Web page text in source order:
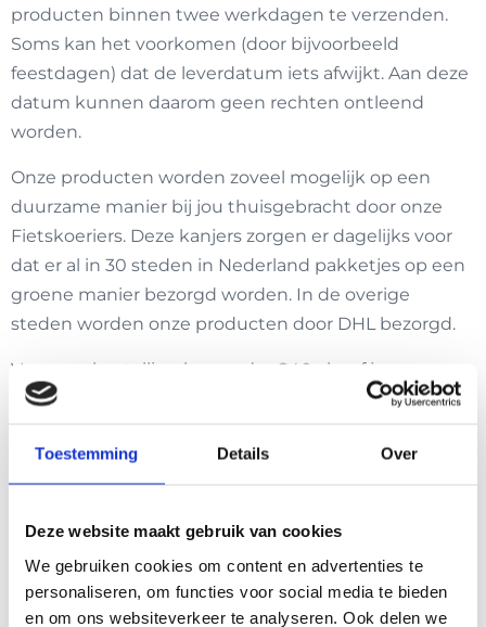
Toestemming Details Over
Deze website maakt gebruik van cookies
We gebruiken cookies om content en advertenties te
personaliseren, om functies voor social media te bieden
en om ons websiteverkeer te analyseren. Ook delen we
producten binnen twee werkdagen te verzenden.
Soms kan het voorkomen (door bijvoorbeeld
feestdagen) dat de leverdatum iets afwijkt. Aan deze
datum kunnen daarom geen rechten ontleend
worden.
Onze producten worden zoveel mogelijk op een
duurzame manier bij jou thuisgebracht door onze
Fietskoeriers. Deze kanjers zorgen er dagelijks voor
dat er al in 30 steden in Nederland pakketjes op een
groene manier bezorgd worden. In de overige
steden worden onze producten door DHL bezorgd.
Voor een bestelling boven de €40,- hoef je geen
verzendkosten te betalen. Onder de €40,- bedragen
bij je buren af te geven tenzij je anders hebt
aangegeven.